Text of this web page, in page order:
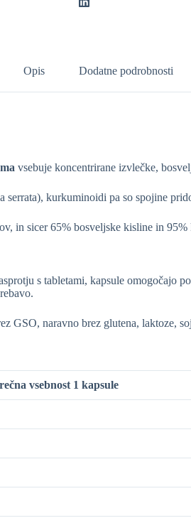
Opis Dodatne podrobnosti
vsebuje koncentrirane izvlečke,
kurkuminoidi pa so spojine
in sicer 65% bosveljske kisline in
s tabletami, kapsule omogočajo
GSO, naravno brez glutena, laktoze,
vsebnost 1 kapsule